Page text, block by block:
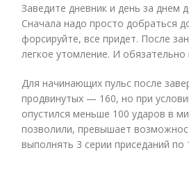
Заведите дневник и день за днем
Сначала надо просто добраться
форсируйте, все придет. После
легкое утомление. И обязательно
Для начинающих пульс после
продвинутых — 160, но при
опустился меньше 100 ударов в
позволили, превышает
выполнять 3 серии приседаний по